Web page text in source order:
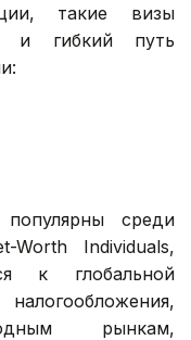
такие визы
и гибкий путь
среди
Worth Individuals,
к глобальной
рынкам,